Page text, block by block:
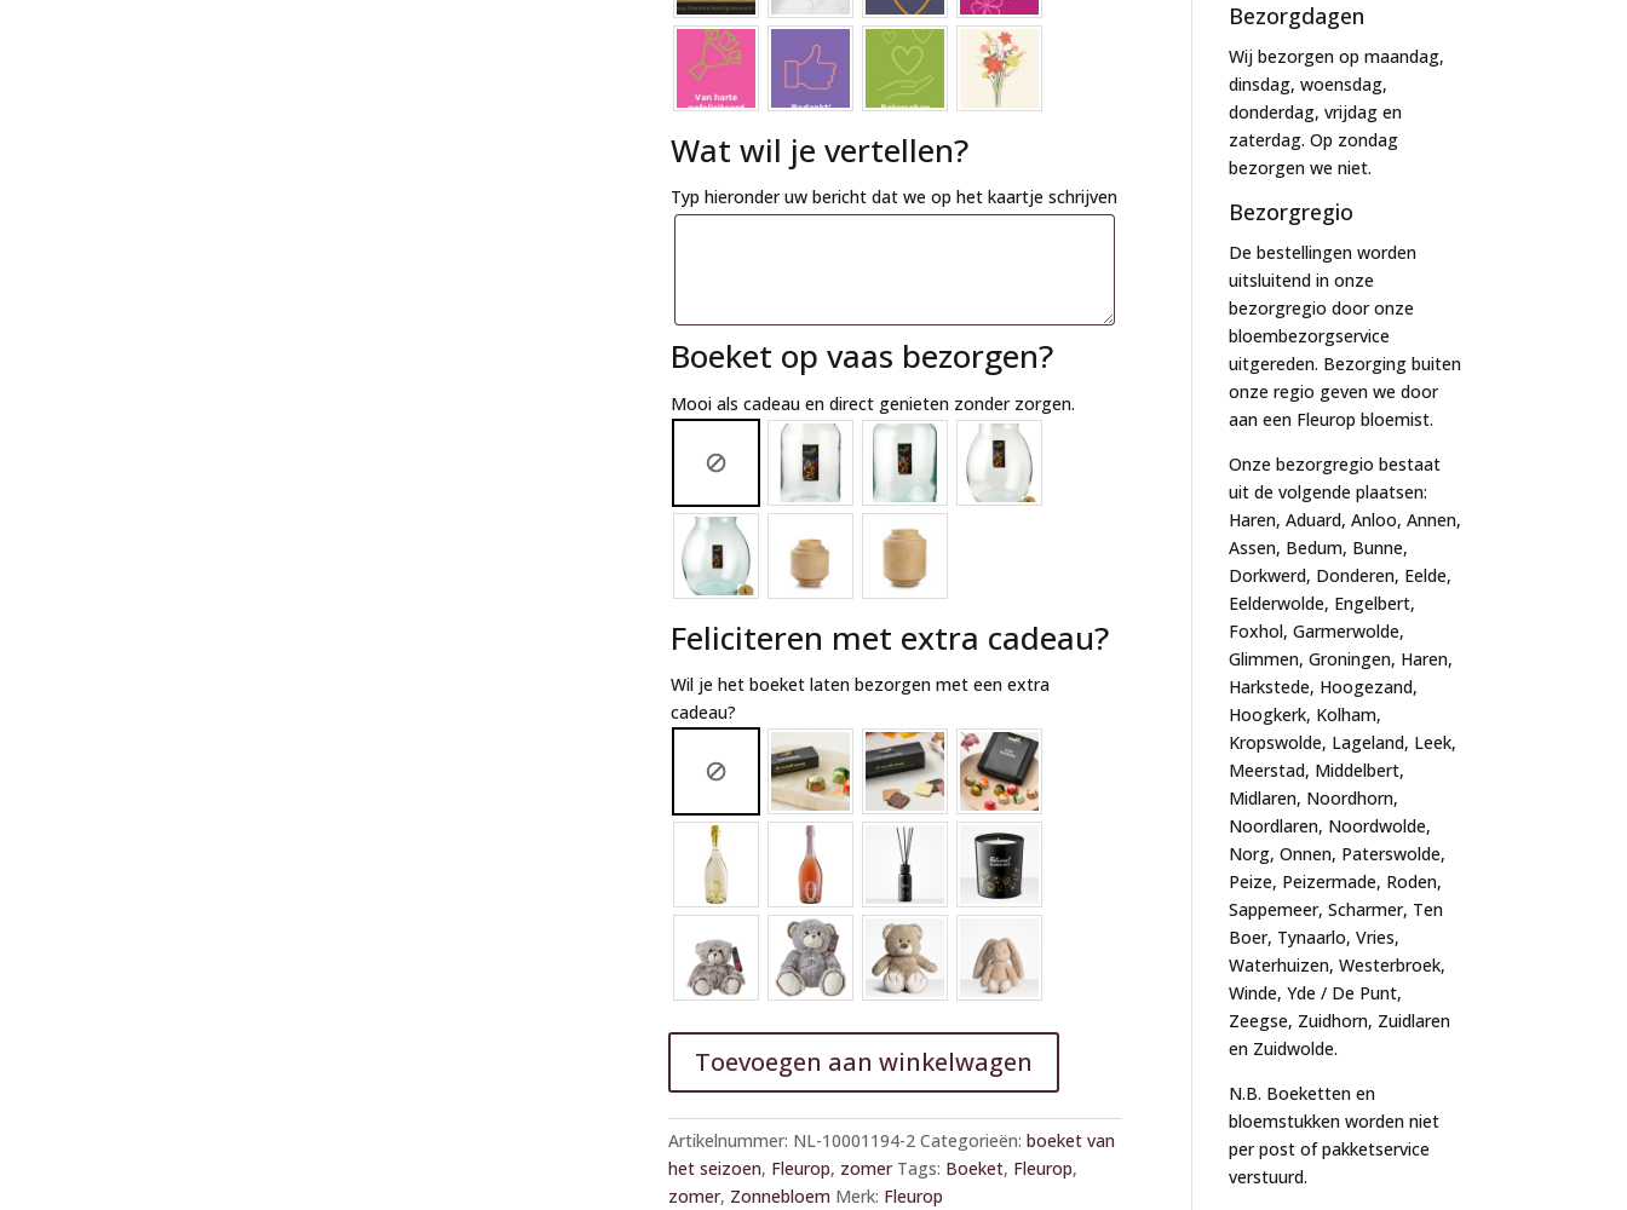
Wat wil je vertellen?
Typ hieronder uw bericht dat we op het kaartje schrijven
Boeket op vaas bezorgen?
Mooi als cadeau en direct genieten zonder zorgen.
Feliciteren met extra cadeau?
Wil je het boeket laten bezorgen met een extra
cadeau?
Toevoegen aan winkelwagen
l
t
e
Artikelnummer: NL-10001194-2 Categorieën: boeket van
het seizoen, Fleurop, zomer Tags: Boeket, Fleurop,
zomer, Zonnebloem Merk: Fleurop
Bezorgdagen
Wij bezorgen op maandag,
dinsdag, woensdag,
donderdag, vrijdag en
zaterdag. Op zondag
bezorgen we niet.
Bezorgregio
De bestellingen worden
uitsluitend in onze
bezorgregio door onze
bloembezorgservice
uitgereden. Bezorging buiten
onze regio geven we door
aan een Fleurop bloemist.
Onze bezorgregio bestaat
uit de volgende plaatsen:
Haren, Aduard, Anloo, Annen,
Assen, Bedum, Bunne,
Dorkwerd, Donderen, Eelde,
Eelderwolde, Engelbert,
Foxhol, Garmerwolde,
Glimmen, Groningen, Haren,
Harkstede, Hoogezand,
Hoogkerk, Kolham,
Kropswolde, Lageland, Leek,
Meerstad, Middelbert,
Midlaren, Noordhorn,
Noordlaren, Noordwolde,
Norg, Onnen, Paterswolde,
Peize, Peizermade, Roden,
Sappemeer, Scharmer, Ten
Boer, Tynaarlo, Vries,
Waterhuizen, Westerbroek,
Winde, Yde / De Punt,
Zeegse, Zuidhorn, Zuidlaren
en Zuidwolde.
N.B. Boeketten en
bloemstukken worden niet
per post of pakketservice
verstuurd.